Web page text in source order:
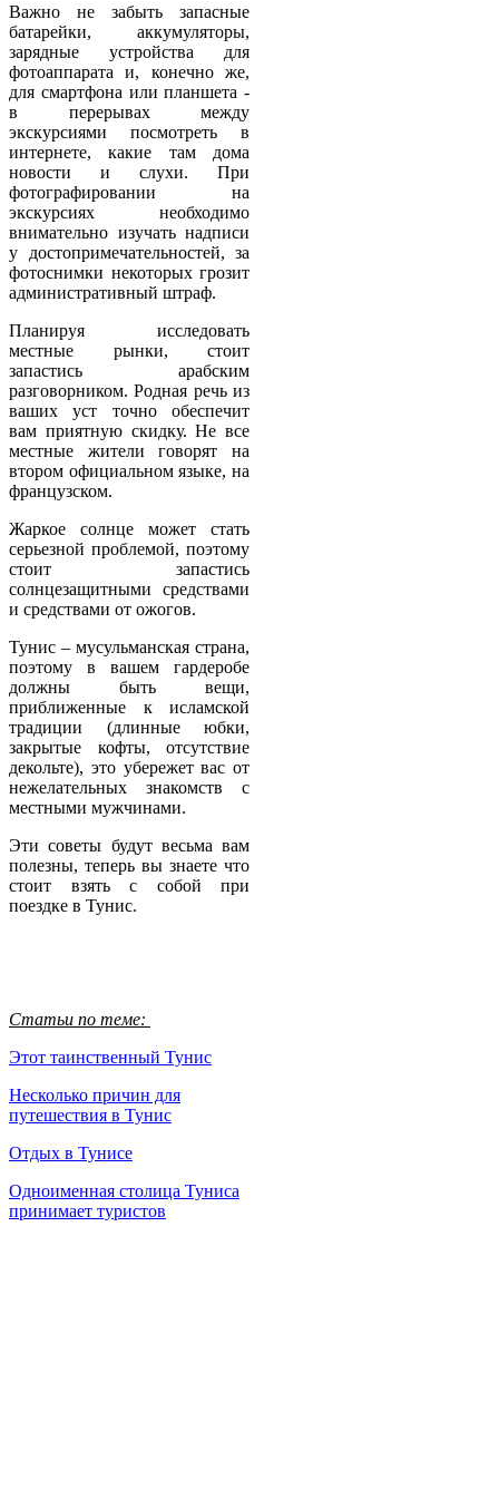
Важно не забыть запасные
батарейки, аккумуляторы,
зарядные устройства для
фотоаппарата и, конечно же,
для смартфона или планшета -
в перерывах между
экскурсиями посмотреть в
интернете, какие там дома
новости и слухи. При
фотографировании на
экскурсиях необходимо
внимательно изучать надписи
у достопримечательностей, за
фотоснимки некоторых грозит
административный штраф.
Планируя исследовать
местные рынки, стоит
запастись арабским
разговорником. Родная речь из
ваших уст точно обеспечит
вам приятную скидку. Не все
местные жители говорят на
втором официальном языке, на
французском.
Жаркое солнце может стать
серьезной проблемой, поэтому
стоит запастись
солнцезащитными средствами
и средствами от ожогов.
Тунис – мусульманская страна,
поэтому в вашем гардеробе
должны быть вещи,
приближенные к исламской
традиции (длинные юбки,
закрытые кофты, отсутствие
декольте), это убережет вас от
нежелательных знакомств с
местными мужчинами.
Эти советы будут весьма вам
полезны, теперь вы знаете что
стоит взять с собой при
поездке в Тунис.
Статьи по теме:
Этот таинственный Тунис
Несколько причин для
путешествия в Тунис
Отдых в Тунисе
Одноименная столица Туниса
принимает туристов